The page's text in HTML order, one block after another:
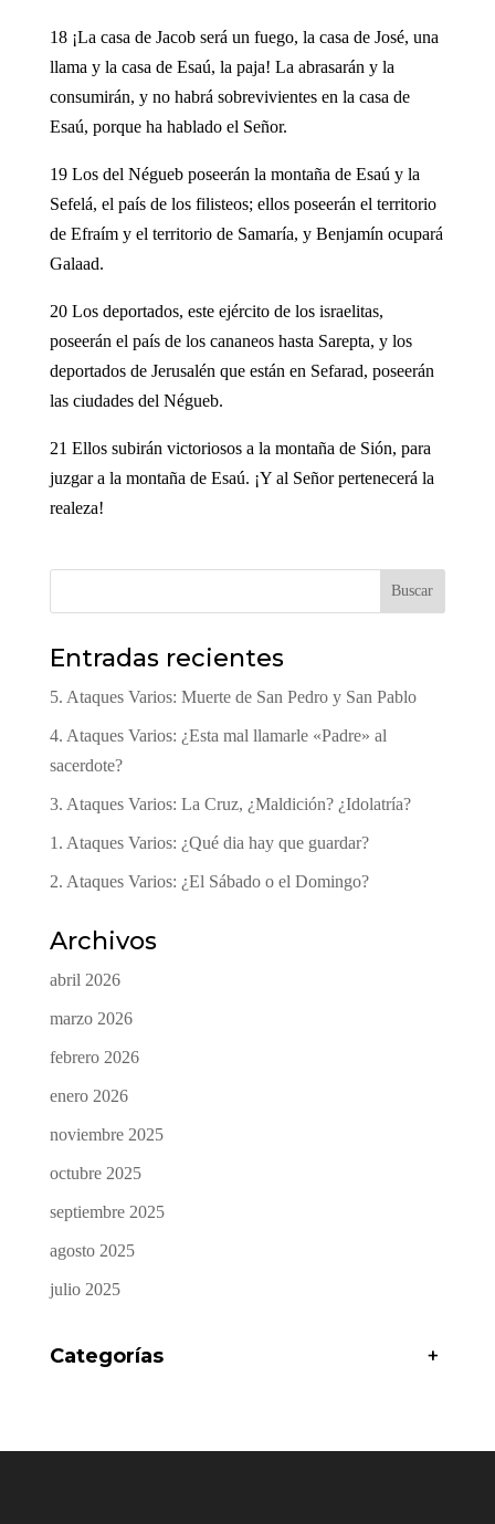
18 ¡La casa de Jacob será un fuego, la casa de José, una
llama y la casa de Esaú, la paja! La abrasarán y la
consumirán, y no habrá sobrevivientes en la casa de
Esaú, porque ha hablado el Señor.
19 Los del Négueb poseerán la montaña de Esaú y la
Sefelá, el país de los filisteos; ellos poseerán el territorio
de Efraím y el territorio de Samaría, y Benjamín ocupará
Galaad.
20 Los deportados, este ejército de los israelitas,
poseerán el país de los cananeos hasta Sarepta, y los
deportados de Jerusalén que están en Sefarad, poseerán
las ciudades del Négueb.
21 Ellos subirán victoriosos a la montaña de Sión, para
juzgar a la montaña de Esaú. ¡Y al Señor pertenecerá la
realeza!
Buscar
Entradas recientes
5. Ataques Varios: Muerte de San Pedro y San Pablo
4. Ataques Varios: ¿Esta mal llamarle «Padre» al
sacerdote?
3. Ataques Varios: La Cruz, ¿Maldición? ¿Idolatría?
1. Ataques Varios: ¿Qué dia hay que guardar?
2. Ataques Varios: ¿El Sábado o el Domingo?
Archivos
abril 2026
marzo 2026
febrero 2026
enero 2026
noviembre 2025
octubre 2025
septiembre 2025
agosto 2025
julio 2025
Categorías +